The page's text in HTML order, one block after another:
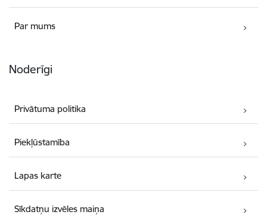
Par mums
Noderīgi
Privātuma politika
Piekļūstamība
Lapas karte
Sīkdatņu izvēles maiņa